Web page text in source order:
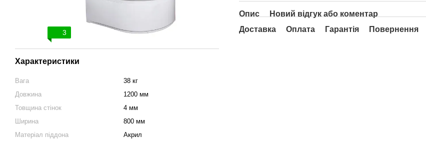
3
Характеристики
Вага
38 кг
Довжина
1200 мм
Товщина стінок
4 мм
Ширина
800 мм
Матеріал піддона
Акрил
Опис
Новий відгук або коментар
Доставка
Оплата Гарантія Повернення